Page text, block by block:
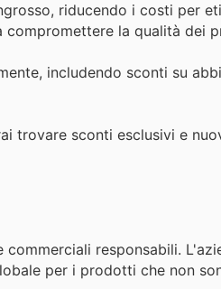
riducendo i costi per
compromettere la qualità dei
includendo sconti su
trovare sconti esclusivi e
responsabili.
per i prodotti che non